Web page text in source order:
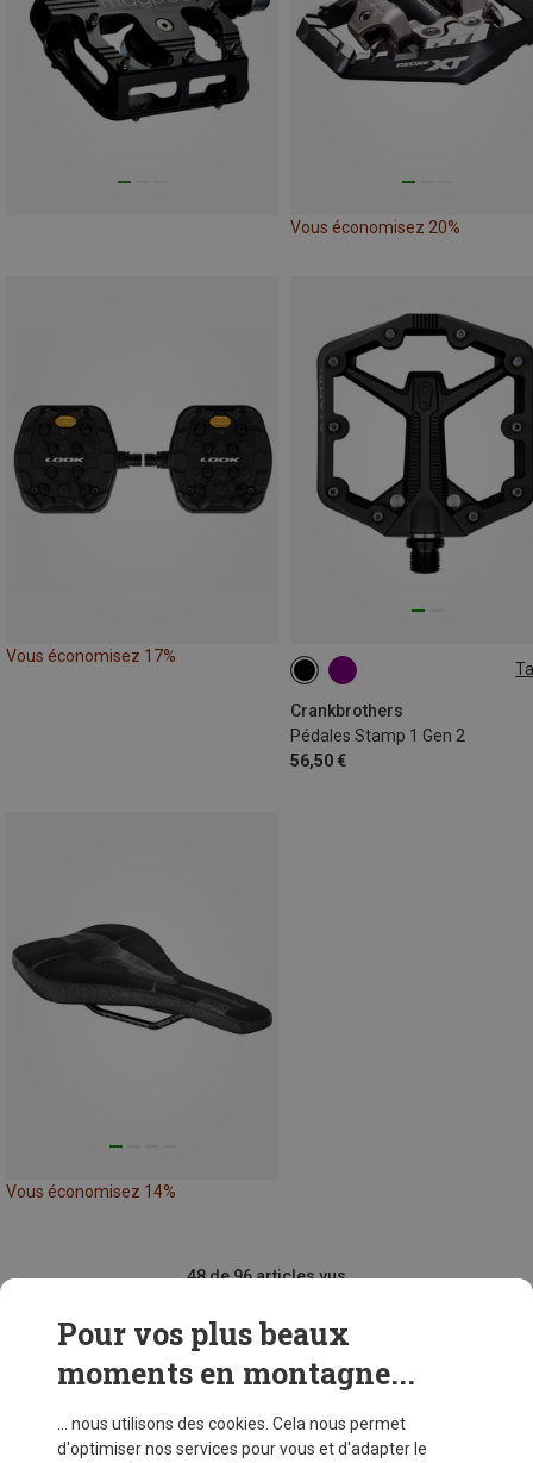
Vous économisez 20%
Vous économisez 17%
Crankbrothers
Pédales Stamp 1 Gen 2
56,50 €
LARGE
Vous économisez 14%
VOIR PLUS D'ARTICLES
48 de 96 articles vus
Pour vos plus beaux
moments en montagne...
... nous utilisons des cookies. Cela nous permet
d'optimiser nos services pour vous et d'adapter le